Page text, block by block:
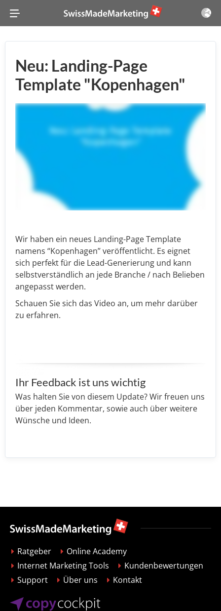
Neu: Landing-Page
Template "Kopenhagen"
Wir haben ein neues Landing-Page Template
namens “Kopenhagen” veröffentlicht. Es eignet
sich perfekt für die Lead-Generierung und kann
selbstverständlich an jede Branche / nach Belieben
angepasst werden.
Schauen Sie sich das Video an, um mehr darüber
zu erfahren.
Ihr Feedback ist uns wichtig
Was halten Sie von diesem Update? Wir freuen uns
über jeden Kommentar, sowie auch über weitere
Wünsche und Ideen.
Ratgeber
Online Academy
Internet Marketing Tools
Kundenbewertungen
Support
Über uns Kontakt